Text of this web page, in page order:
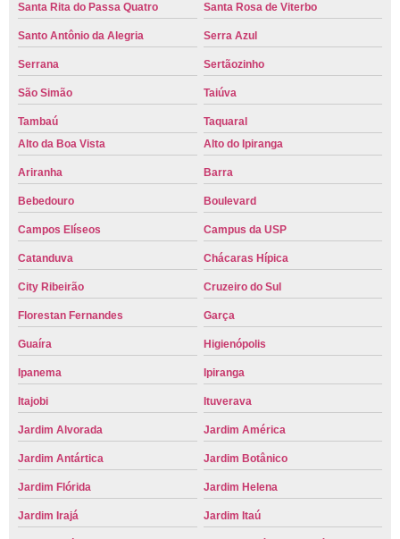
Santa Rita do Passa Quatro Santa Rosa de Viterbo
Santo Antônio da Alegria Serra Azul
Serrana Sertãozinho
São Simão Taiúva
Tambaú
Taquaral
Alto da Boa Vista
Alto do Ipiranga
Ariranha Barra
Bebedouro Boulevard
Campos Elíseos Campus da USP
Catanduva Chácaras Hípica
City Ribeirão Cruzeiro do Sul
Florestan Fernandes Garça
Guaíra Higienópolis
Ipanema Ipiranga
Itajobi Ituverava
Jardim Alvorada Jardim América
Jardim Antártica Jardim Botânico
Jardim Flórida Jardim Helena
Jardim Irajá Jardim Itaú